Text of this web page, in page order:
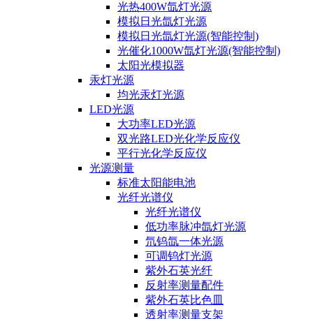
光热400W氙灯光源
模拟日光氙灯光源
模拟日光氙灯光源(智能控制)
光催化1000W氙灯光源(智能控制)
太阳光模拟器
汞灯光源
均光汞灯光源
LED光源
大功率LED光源
双光路LED光化学反应仪
平行光化学反应仪
光源测量
标准太阳能电池
光纤光谱仪
光纤光谱仪
低功率脉冲氙灯光源
氘钨氙一体光源
可调钨灯光源
紫外石英光纤
反射率测量配件
紫外石英比色皿
透射率测量支架